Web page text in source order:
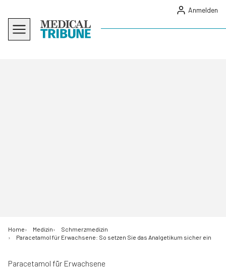
Anmelden
Home Medizin
Schmerzmedizin
Paracetamol für Erwachsene: So setzen Sie das Analgetikum sicher ein
Paracetamol für Erwachsene